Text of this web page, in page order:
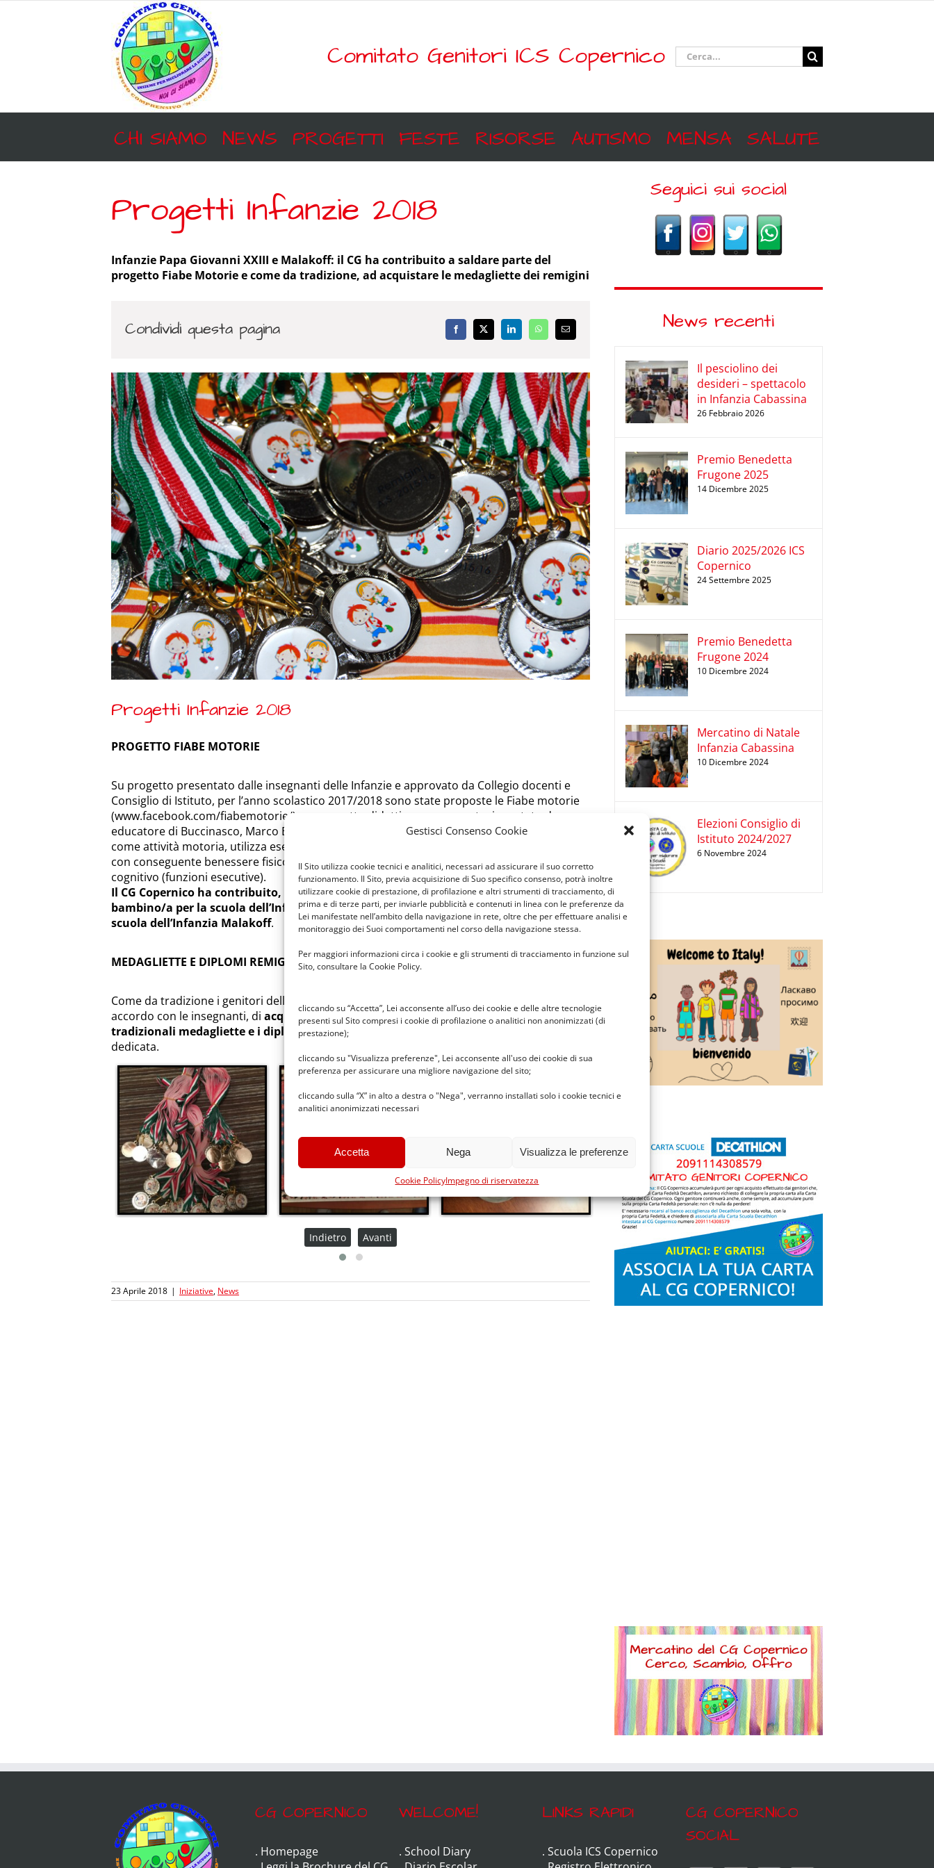
Gestisci Consenso Cookie
Il Sito utilizza cookie tecnici e analitici, necessari ad assicurare il suo corretto
funzionamento. Il Sito, previa acquisizione di Suo specifico consenso, potrà inoltre
utilizzare cookie di prestazione, di profilazione e altri strumenti di tracciamento, di
prima e di terze parti, per inviarle pubblicità e contenuti in linea con le preferenze da
Lei manifestate nell’ambito della navigazione in rete, oltre che per effettuare analisi e
monitoraggio dei Suoi comportamenti nel corso della navigazione stessa.
Per maggiori informazioni circa i cookie e gli strumenti di tracciamento in funzione sul
Sito, consultare la Cookie Policy.
cliccando su “Accetta”, Lei acconsente all’uso dei cookie e delle altre tecnologie
presenti sul Sito compresi i cookie di profilazione o analitici non anonimizzati (di
prestazione);
cliccando su "Visualizza preferenze", Lei acconsente all'uso dei cookie di sua
preferenza per assicurare una migliore navigazione del sito;
cliccando sulla “X” in alto a destra o "Nega", verranno installati solo i cookie tecnici e
analitici anonimizzati necessari
Accetta Nega Visualizza le preferenze
Cookie PolicyImpegno di riservatezza
Comitato Genitori ICS Copernico
Cerca
per:
CHI SIAMO NEWS PROGETTI FESTE RISORSE AUTISMO MENSA SALUTE
Progetti Infanzie 2018
Infanzie Papa Giovanni XXIII e Malakoff: il CG ha contribuito a saldare parte del
progetto Fiabe Motorie e come da tradizione, ad acquistare le medagliette dei remigini
Condividi questa pagina Facebook
X LinkedInWhatsAppEmail
Progetti Infanzie 2018
PROGETTO FIABE MOTORIE
Su progetto presentato dalle insegnanti delle Infanzie e approvato da Collegio docenti e
Consiglio di Istituto, per l’anno scolastico 2017/2018 sono state proposte le Fiabe motorie
(www.facebook.com/fiabemotorie/), un progetto didattico a pagamento, inventato da un
educatore di Buccinasco, Marco Bettoni e portato in varie scuole. Il progetto si propone
come attività motoria, utilizza esercizi mirati per lo sviluppo degli schemi motori di base
con conseguente benessere fisico (salute), emozionale (socializzazione, autostima) e
cognitivo (funzioni esecutive).
Il CG Copernico ha contribuito, come d’accordo anche con i genitori, per 5 euro a
bambino/a per la scuola dell’Infanzia Papa Giovanni e per 3 euro a bambino/a per la
scuola dell’Infanzia Malakoff.
MEDAGLIETTE E DIPLOMI REMIGINI
Come da tradizione i genitori delle due scuole dell’Infanzia hanno espresso desiderio, in
accordo con le insegnanti, di acquistare con i fondi del Cg Copernico le ormai
tradizionali medagliette e i diplomiche riceveranno tutti i remigini alla cerimonia loro
dedicata.
Indietro Avanti
23 Aprile 2018 | Iniziative, News
Seguici sui social
News recenti
Il pesciolino dei
desideri – spettacolo
in Infanzia Cabassina
26 Febbraio 2026
Premio Benedetta
Frugone 2025
14 Dicembre 2025
Diario 2025/2026 ICS
Copernico
24 Settembre 2025
Premio Benedetta
Frugone 2024
10 Dicembre 2024
Mercatino di Natale
Infanzia Cabassina
10 Dicembre 2024
Elezioni Consiglio di
Istituto 2024/2027
6 Novembre 2024
CG COPERNICO
. Homepage
WELCOME!
. School Diary
LINKS RAPIDI
.Scuola ICS Copernico
CG COPERNICO
SOCIAL